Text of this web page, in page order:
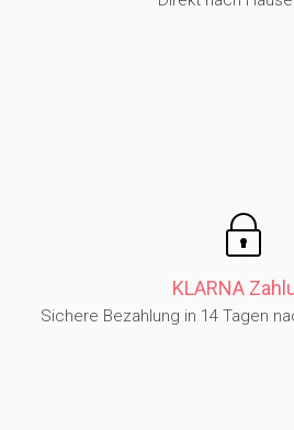
KLARNA
Sichere Bezahlung in 14 Tagen